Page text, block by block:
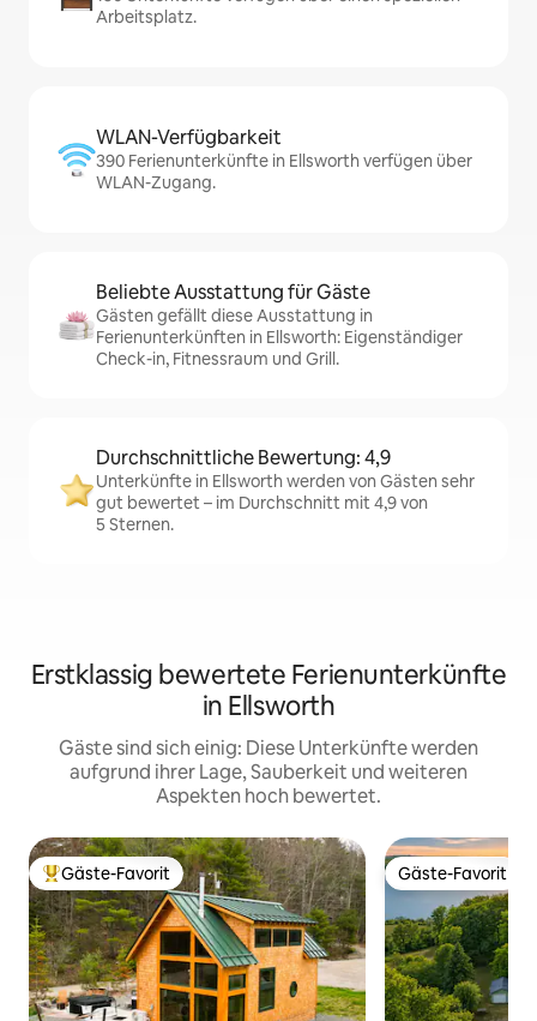
Arbeitsplatz.
WLAN-Verfügbarkeit
390 Ferienunterkünfte in Ellsworth verfügen über
WLAN-Zugang.
Beliebte Ausstattung für Gäste
Gästen gefällt diese Ausstattung in
Ferienunterkünften in Ellsworth: Eigenständiger
Check-in, Fitnessraum und Grill.
Durchschnittliche Bewertung: 4,9
Unterkünfte in Ellsworth werden von Gästen sehr
gut bewertet – im Durchschnitt mit 4,9 von
5 Sternen.
Erstklassig bewertete Ferienunterkünfte
in Ellsworth
Gäste sind sich einig: Diese Unterkünfte werden
aufgrund ihrer Lage, Sauberkeit und weiteren
Aspekten hoch bewertet.
Beliebter Gäste-Favorit.
Gäste-Favorit Gäste-Favorit
Gäste-Favorit